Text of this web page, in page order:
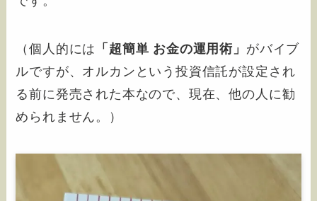
（個人的には 「超簡単 お金の運用術」 がバイブ
ルですが、オルカンという投資信託が設定され
る前に発売された本なので、現在、他の人に勧
められません。）